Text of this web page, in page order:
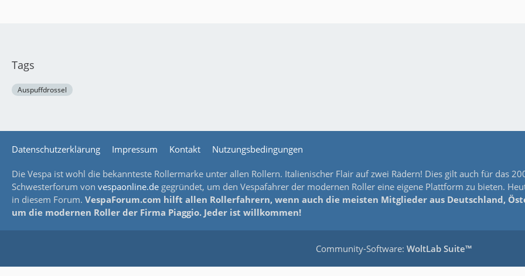
Tags
Auspuffdrossel
Datenschutzerklärung Impressum Kontakt Nutzungsbedingungen
Die Vespa ist wohl die bekannteste Rollermarke unter allen Rollern. Italienischer Flair auf zwei Rädern! Dies gilt auch für das
Schwesterforum von vespaonline.de gegründet, um den Vespafahrer der modernen Roller eine eigene Plattform zu bieten.
in diesem Forum. VespaForum.com hilft allen Rollerfahrern, wenn auch die meisten Mitglieder aus Deutschland,
um die modernen Roller der Firma Piaggio. Jeder ist willkommen!
Community-Software: WoltLab Suite™